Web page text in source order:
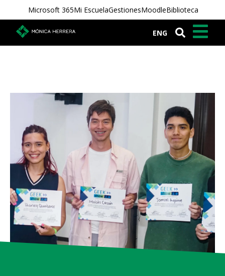
Microsoft 365Mi EscuelaGestionesMoodleBiblioteca
ENG